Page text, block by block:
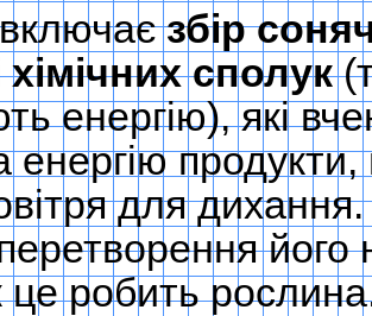
збір
хімічних сполук
енергію), які
енергію
для
його
це робить